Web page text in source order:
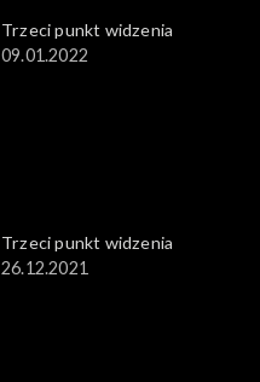
Trzeci punkt widzenia
09.01.2022
Trzeci punkt widzenia
26.12.2021